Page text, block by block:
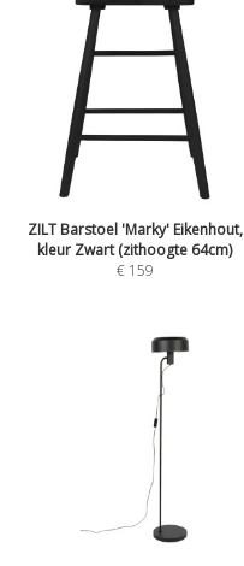
ZILT Barstoel 'Marky' Eikenhout,
kleur Zwart (zithoogte 64cm)
€ 159